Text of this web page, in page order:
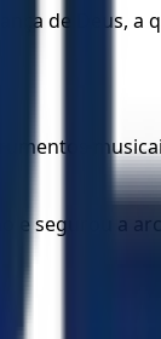
de Deus, a
e segurou a